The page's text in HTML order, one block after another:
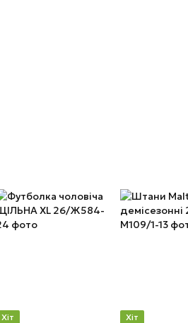
Хіт
Хіт